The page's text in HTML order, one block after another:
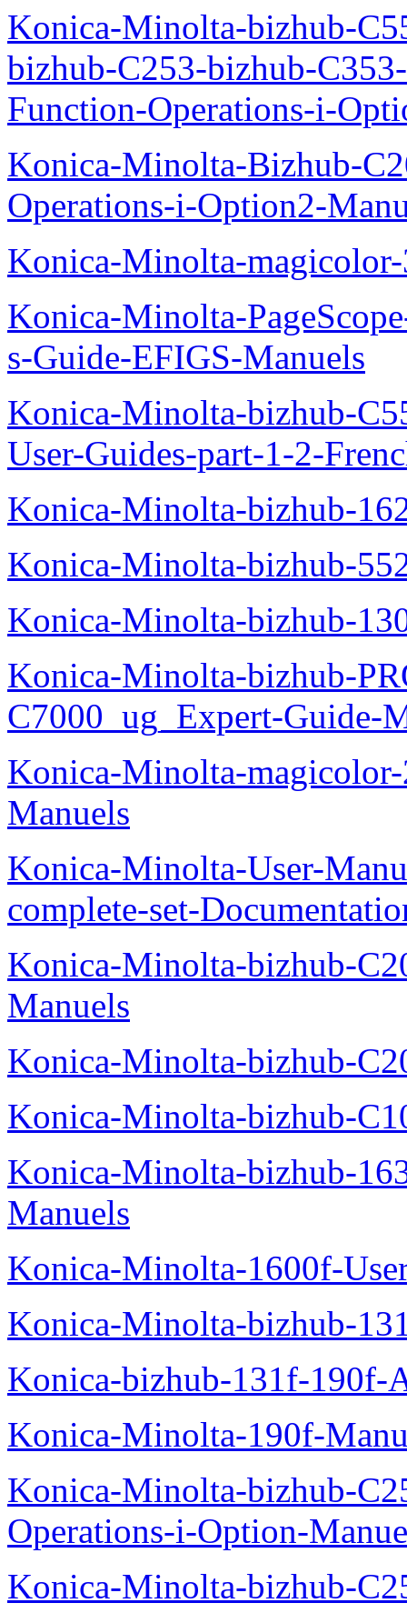
Konica-Minolta-bizhub-
bizhub-C253-bizhub-
Function-Operations-i-
Konica-Minolta-Bizhub-
Operations-i-Option2-
Konica-Minolta-
Konica-Minolta-
s-Guide-EFIGS-Manuels
Konica-Minolta-bizhub-
User-Guides-part-1-2-
Konica-Minolta-bizhub-
Konica-Minolta-bizhub-
Konica-Minolta-bizhub-
Konica-Minolta-bizhub-
C7000_ug_Expert-Guide-
Konica-Minolta-
Manuels
Konica-Minolta-User-
complete-set-
Konica-Minolta-bizhub-
Manuels
Konica-Minolta-bizhub-
Konica-Minolta-bizhub-
Konica-Minolta-bizhub-
Manuels
Konica-Minolta-1600f-
Konica-Minolta-bizhub-
Konica-bizhub-131f-190f-
Konica-Minolta-190f-
Konica-Minolta-bizhub-
Operations-i-Option-
Konica-Minolta-bizhub-